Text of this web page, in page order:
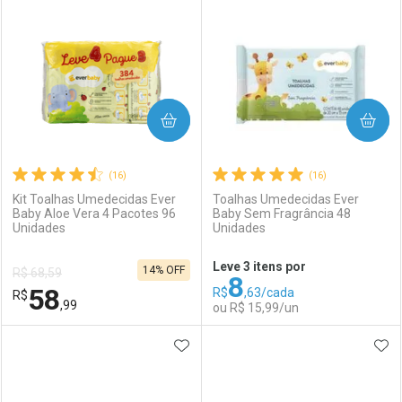
Comprar sem Desconto
Por R$ 18,99/cada
Comprar sem Desconto
Por R$ 18,99/cada
Comprar sem Desconto
Por R$ 16,19/cada
Comprar sem Desconto
Por R$ 16,19/cada
(16)
Kit Toalhas Umedecidas Ever
Baby Aloe Vera 4 Pacotes 96
Unidades
R$ 68,59
R$58,99
14% OFF
COMPRAR
(16)
Toalhas Umedecidas Ever
Baby Sem Fragrância 48
Unidades
Leve 3 itens por
R$8,63/cada
ou R$ 15,99/un
COMPRAR
ADICIONAR AOS FAVORITOS